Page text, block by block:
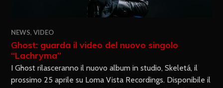
NEWS,VIDEO
Ghost: guarda il video del nuovo singolo
“Lachryma”
I Ghost rilasceranno il nuovo album in studio, Skeletá, il
prossimo 25 aprile su Loma Vista Recordings. Disponibile il